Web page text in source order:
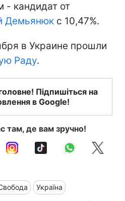
- кандидат от
Демьянюк с 10,47%.
в Украине прошли
Раду.
Підпишіться на
в Google!
там, де вам зручно!
Україна